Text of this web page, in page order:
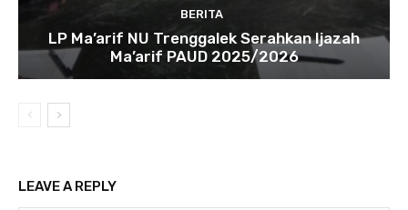
BERITA
LP Ma’arif NU Trenggalek Serahkan Ijazah
Ma’arif PAUD 2025/2026
LEAVE A REPLY